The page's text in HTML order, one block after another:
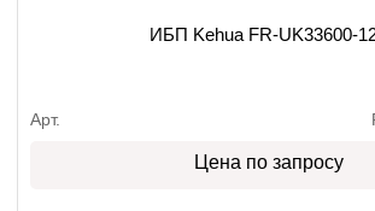
ИБП Kehua FR-UK33600-
Арт.
Цена по запросу